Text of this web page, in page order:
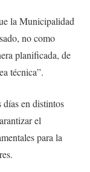
la Municipalidad
no como
planificada, de
técnica”.
en distintos
el
para la